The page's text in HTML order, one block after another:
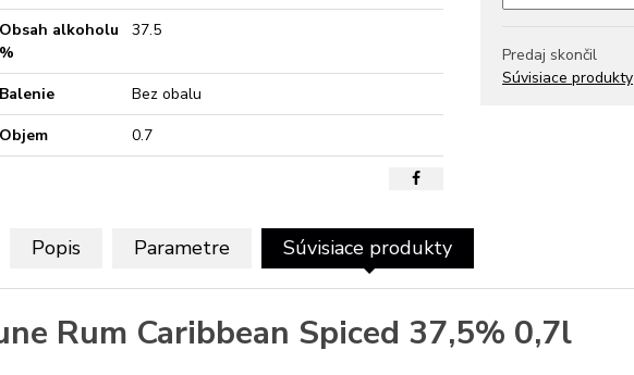
Predaj skončil
Súvisiace produkty
Obsah alkoholu
%
37.5
Balenie
Bez obalu
Objem
0.7
Popis Parametre Súvisiace produkty
Rum Caribbean Spiced 37,5% 0,7l